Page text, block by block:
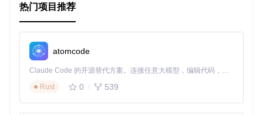
吧！
热门项目推荐
atomcode
Claude Code 的开源替代方案。连接任意大模型，编辑代码，运行命令，自动验证 — 全自动执行。用 Rust 构建，极致性能。 ｜ An open-source alternative to Claude Code. Connect any LLM, edit code, run commands, and verify changes — autonomously. Built in Rust for speed. Get Started
Rust
0 539